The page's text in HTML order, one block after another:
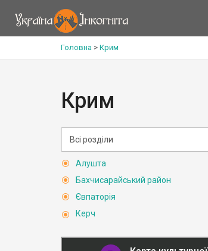
Головна > Крим
Крим
Алушта
Бахчисарайський район
Євпаторія
Керч